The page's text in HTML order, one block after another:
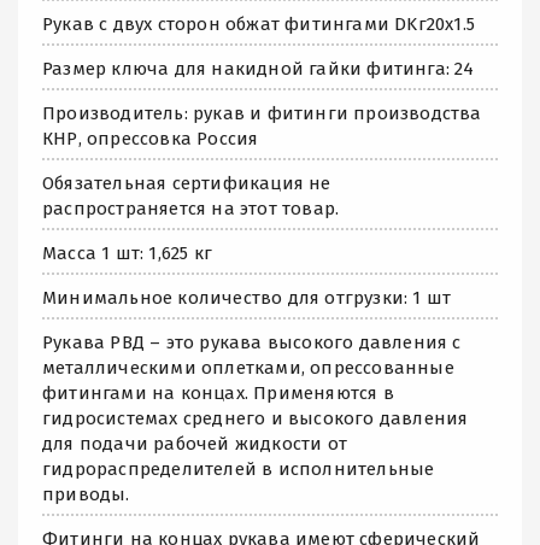
Рукав с двух сторон обжат фитингами DKг20х1.5
Размер ключа для накидной гайки фитинга: 24
Производитель: рукав и фитинги производства
КНР, опрессовка Россия
Обязательная сертификация не
распространяется на этот товар.
Масса 1 шт: 1,625 кг
Минимальное количество для отгрузки: 1 шт
Рукава РВД – это рукава высокого давления с
металлическими оплетками, опрессованные
фитингами на концах. Применяются в
гидросистемах среднего и высокого давления
для подачи рабочей жидкости от
гидрораспределителей в исполнительные
приводы.
Фитинги на концах рукава имеют сферический